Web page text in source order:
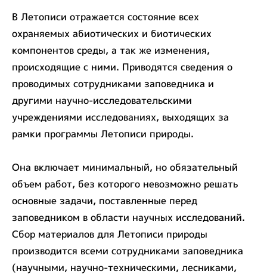
В Летописи отражается состояние всех
охраняемых абиотических и биотических
компонентов среды, а так же изменения,
происходящие с ними. Приводятся сведения о
проводимых сотрудниками заповедника и
другими научно-исследовательскими
учреждениями исследованиях, выходящих за
рамки программы Летописи природы.
Она включает минимальный, но обязательный
объем работ, без которого невозможно решать
основные задачи, поставленные перед
заповедником в области научных исследований.
Сбор материалов для Летописи природы
производится всеми сотрудниками заповедника
(научными, научно-техническими, лесниками,